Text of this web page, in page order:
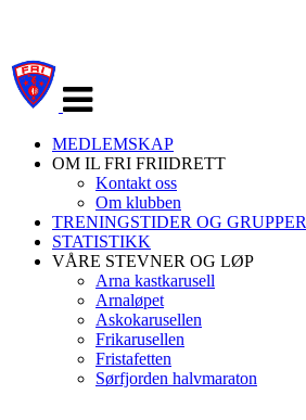
navigasjon
MEDLEMSKAP
OM IL FRI FRIIDRETT
Kontakt oss
Om klubben
TRENINGSTIDER OG GRUPPER
STATISTIKK
VÅRE STEVNER OG LØP
Arna kastkarusell
Arnaløpet
Askokarusellen
Frikarusellen
Fristafetten
Sørfjorden halvmaraton